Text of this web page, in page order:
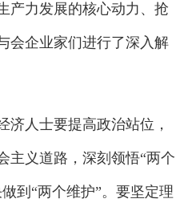
产力发展的核心动力、抢
会企业家们进行了深入解
人士要提高政治站位，
主义道路，深刻领悟“两个
到“两个维护”。要坚定理